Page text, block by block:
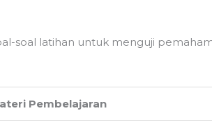
soal latihan untuk menguji
Pembelajaran